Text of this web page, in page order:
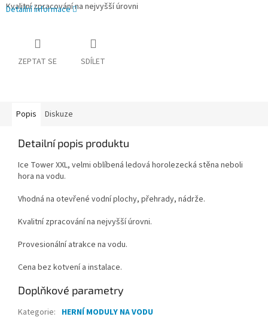
Kvalitní zpracování na nejvyšší úrovni
Detailní informace
ZEPTAT SE SDÍLET
Popis Diskuze
Detailní popis produktu
Ice Tower XXL, velmi oblíbená ledová horolezecká stěna neboli
hora na vodu.
Vhodná na otevřené vodní plochy, přehrady, nádrže.
Kvalitní zpracování na nejvyšší úrovni.
Provesionální atrakce na vodu.
Cena bez kotvení a instalace.
Doplňkové parametry
Kategorie: HERNÍ MODULY NA VODU